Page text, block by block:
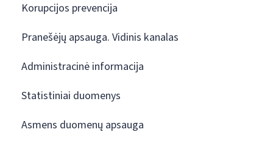
Korupcijos prevencija
Pranešėjų apsauga. Vidinis kanalas
Administracinė informacija
Statistiniai duomenys
Asmens duomenų apsauga